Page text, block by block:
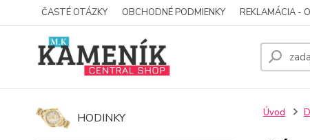
ČASTÉ OTÁZKY OBCHODNÉ PODMIENKY REKLAMÁCIA -
HODINKY Úvod